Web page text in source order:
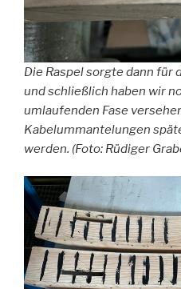
Die Raspel sorgte dann für
und schließlich haben wir
umlaufenden Fase
Kabelummantelungen
werden. (Foto: Rüdiger